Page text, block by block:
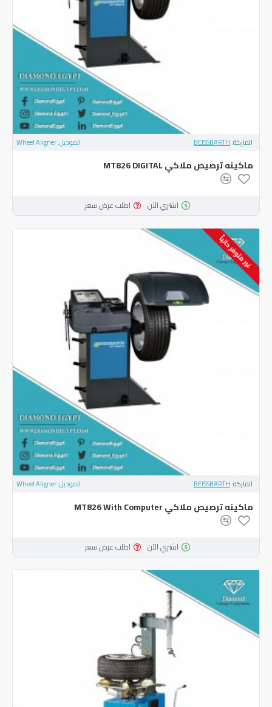
الماركة: BEISSBARTH الموديل:Wheel Aligner
ماكينه ترصيص ملاكي MT826 DIGITAL
اشتري الآن اطلب عرض سعر
غير متوفر حالياً
الماركة: BEISSBARTH الموديل:Wheel Aligner
ماكينه ترصيص ملاكي MT826 With Computer
اشتري الآن اطلب عرض سعر